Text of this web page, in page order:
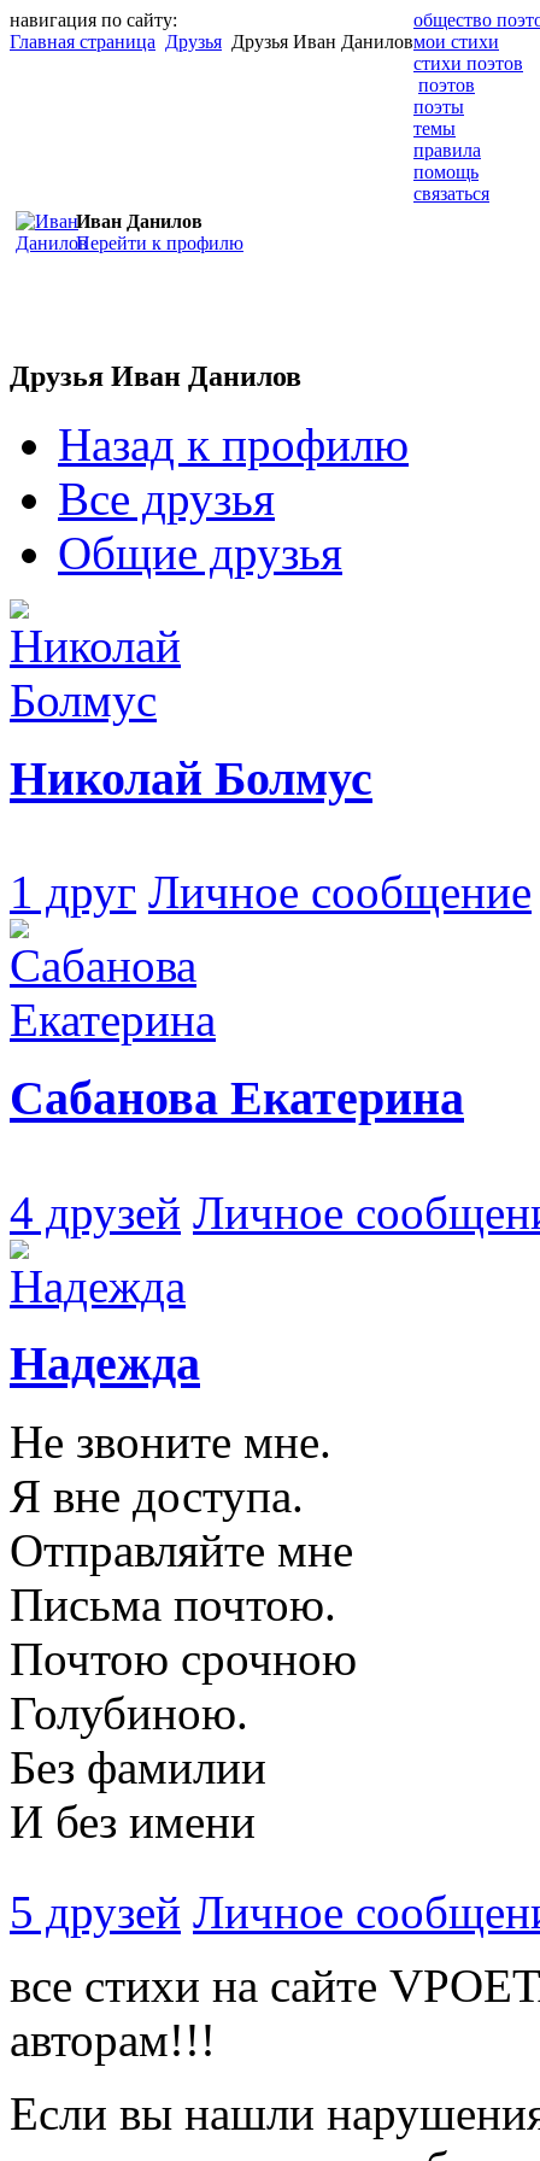
навигация по сайту:
Главная страница Друзья Друзья Иван Данилов
общество
мои стихи
стихи поэтов
поэтов
поэты
темы
правила
помощь
связаться
Иван Данилов
Перейти к профилю
Друзья Иван Данилов
Назад к профилю
Все друзья
Общие друзья
Николай Болмус
1 друг Личное сообщение
Сабанова Екатерина
4 друзей Личное
Надежда
Не звоните мне.
Я вне доступа.
Отправляйте мне
Письма почтою.
Почтою срочною
Голубиною.
Без фамилии
И без имени
5 друзей Личное
все стихи на сайте
авторам!!!
Если вы нашли